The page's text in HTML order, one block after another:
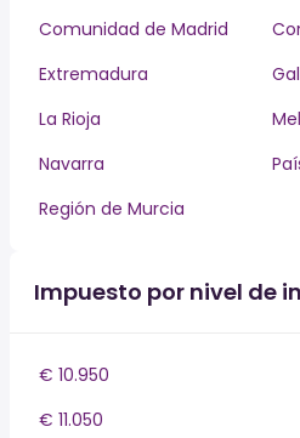
Comunidad de Madrid
Extremadura
La Rioja
Navarra
Región de Murcia
Impuesto por nivel de
€ 10.950
€ 11.050